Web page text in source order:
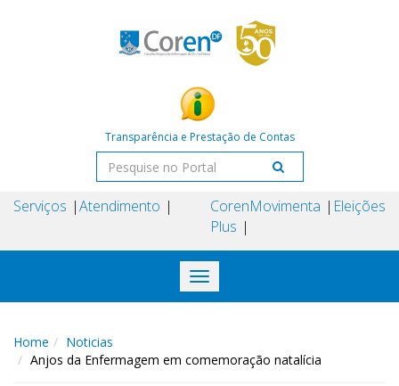
Transparência e Prestação de Contas
Serviços Atendimento
Coren
Plus
Movimenta Eleições
Toggle
navigation
Home
Noticias
Anjos da Enfermagem em comemoração natalícia